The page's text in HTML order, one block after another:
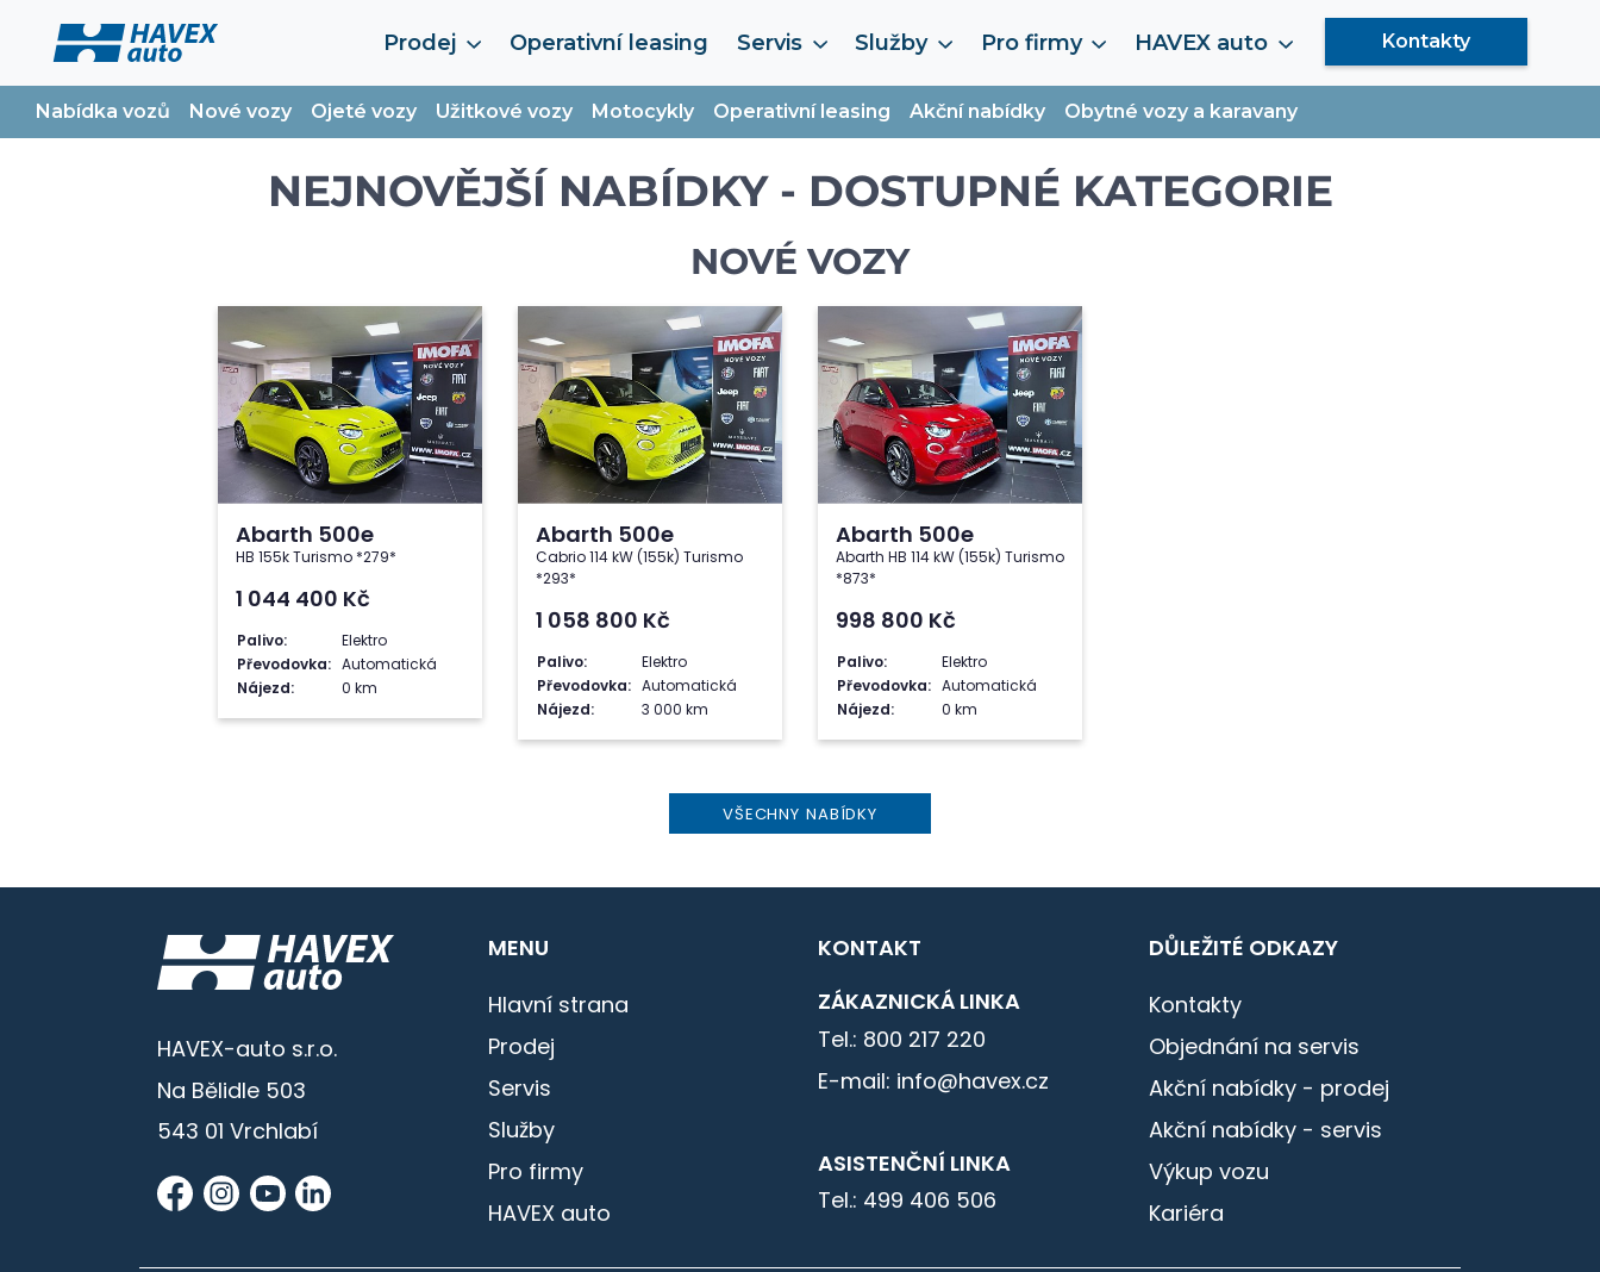
Prodej Operativní leasing Servis Služby Pro firmy HAVEX auto Kontakty
Nabídka vozů Nové vozy Ojeté vozy Užitkové vozy Motocykly Operativní leasing Akční nabídky Obytné vozy a karavany
NEJNOVĚJŠÍ NABÍDKY - DOSTUPNÉ KATEGORIE
NOVÉ VOZY
Abarth 500e
HB 155k Turismo *279*
1 044 400 Kč
Palivo:
Elektro
Převodovka: Automatická
Nájezd:
0 km
Abarth 500e
Cabrio 114 kW (155k) Turismo
*293*
1 058 800 Kč
Palivo:
Elektro
Převodovka: Automatická
Nájezd:
3 000 km
Abarth 500e
Abarth HB 114 kW (155k) Turismo
*873*
998 800 Kč
Palivo:
Elektro
Převodovka: Automatická
Nájezd:
0 km
VŠECHNY NABÍDKY
HAVEX-auto s.r.o.
Na Bělidle 503
543 01 Vrchlabí
MENU
Hlavní strana
Prodej
Servis
Služby
Pro firmy
HAVEX auto
KONTAKT
ZÁKAZNICKÁ LINKA
Tel.: 800 217 220
E-mail: info@havex.cz
ASISTENČNÍ LINKA
Tel.: 499 406 506
DŮLEŽITÉ ODKAZY
Kontakty
Objednání na servis
Akční nabídky - prodej
Akční nabídky - servis
Výkup vozu
Kariéra